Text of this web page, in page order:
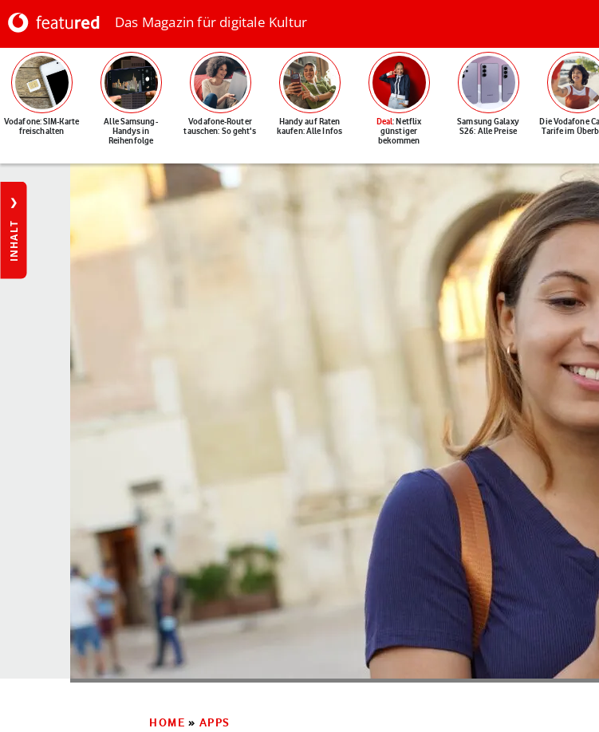
Das Magazin für digitale Kultur
Vodafone: SIM-Karte
freischalten
Alle Samsung-
Handys in
Reihenfolge
Vodafone-Router
tauschen: So geht's
Handy auf Raten
kaufen: Alle Infos
Deal: Netflix
günstiger
bekommen
Samsung Galaxy
S26: Alle Preise
Die Vodafone
Tarife im
INHALT
HOME » APPS